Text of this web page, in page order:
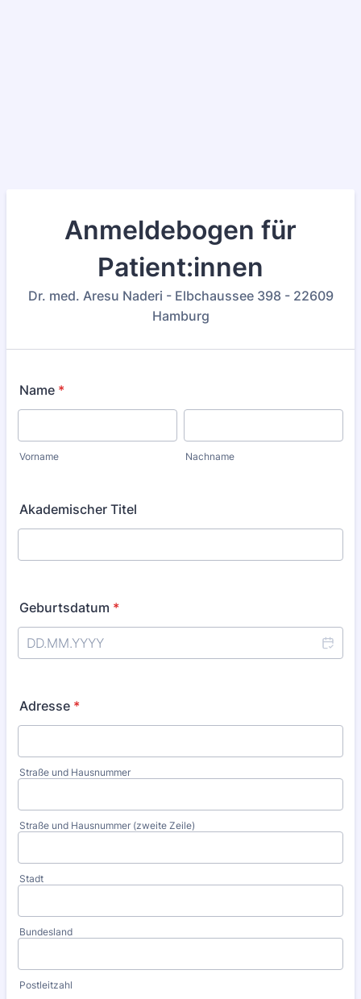
Anmeldebogen für
Patient:innen
Dr. med. Aresu Naderi - Elbchaussee 398 - 22609
Hamburg
Name *
Vorname Nachname
Akademischer Titel
Geburtsdatum *
Adresse *
Straße und Hausnummer
Straße und Hausnummer (zweite Zeile)
Stadt
Bundesland
Postleitzahl